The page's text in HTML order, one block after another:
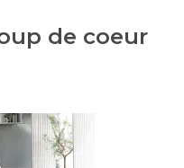
de coeur